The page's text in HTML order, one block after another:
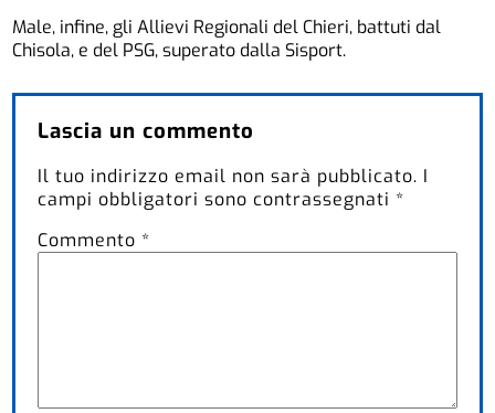
Male, infine, gli Allievi Regionali del Chieri, battuti dal
Chisola, e del PSG, superato dalla Sisport.
Lascia un commento
Il tuo indirizzo email non sarà pubblicato. I
campi obbligatori sono contrassegnati *
Commento *